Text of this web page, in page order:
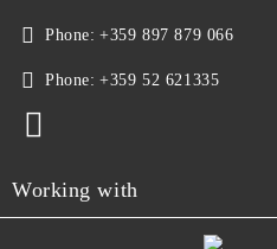
Phone: +359 897 879 066
Phone: +359 52 621335
Working with